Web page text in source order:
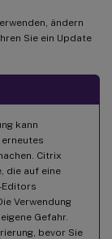
ändern
Sie ein Update
kann
Citrix
die auf eine
Editors
Verwendung
Gefahr.
bevor Sie